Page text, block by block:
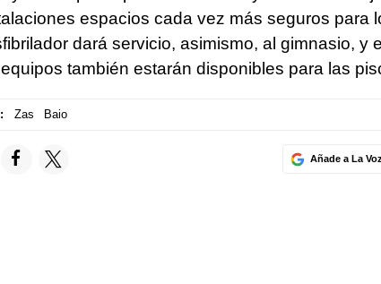
espacios cada vez más seguros para
dará servicio, asimismo, al gimnasio, y
también estarán disponibles para las
Zas Baio
Añade a La